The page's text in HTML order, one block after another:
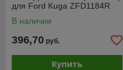
для Ford Kuga ZFD1184R
В наличии
396,70 руб.
Купить